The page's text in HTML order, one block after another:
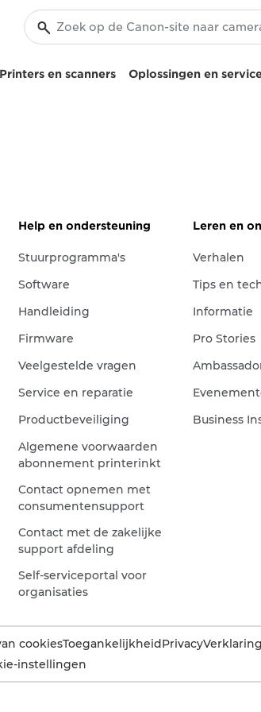
Printers en scanners Oplossingen en
Help en ondersteuning
Stuurprogramma's
Software
Handleiding
Firmware
Veelgestelde vragen
Service en reparatie
Productbeveiliging
Algemene voorwaarden
abonnement printerinkt
Contact opnemen met
consumentensupport
Contact met de zakelijke
support afdeling
Self-serviceportal voor
organisaties
Leren en
Verhalen
Tips en
Informatie
Pro Stories
Business
cookiesToegankelijkheidPrivacy
instellingen